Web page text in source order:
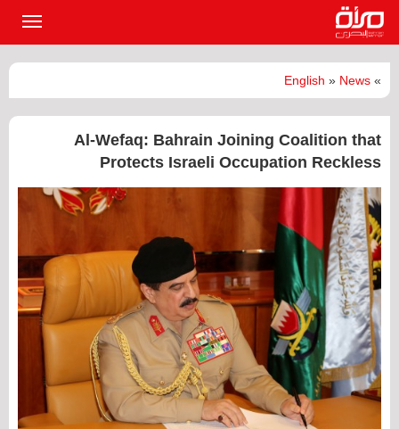
»
English » News
Al-Wefaq: Bahrain Joining Coalition that
Protects Israeli Occupation Reckless